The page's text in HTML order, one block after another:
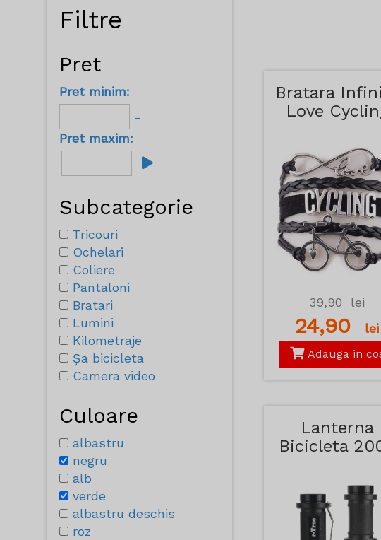
Filtre
Pret
Pret minim:
-
Pret maxim:
Subcategorie
Tricouri
Ochelari
Coliere
Pantaloni
Bratari
Lumini
Kilometraje
Șa bicicleta
Camera video
Culoare
albastru
negru
alb
verde
albastru deschis
roz
Bratara
Love
39,90lei
24,90 lei
Adauga in
Lanterna
Bicicleta